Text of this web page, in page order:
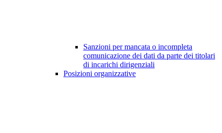
Sanzioni per mancata o incompleta
comunicazione dei dati da parte dei titolari
di incarichi dirigenziali
Posizioni organizzative